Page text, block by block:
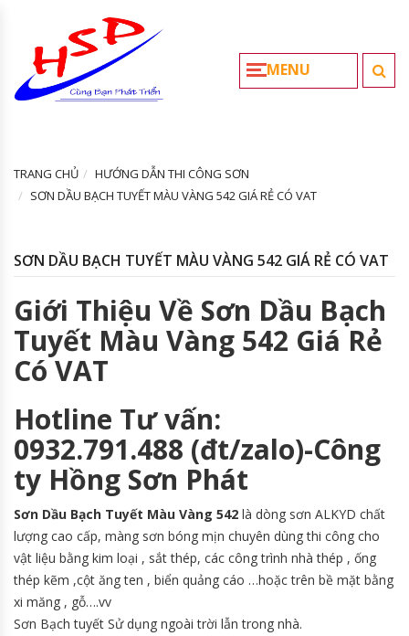
MENU
TRANG CHỦ
HƯỚNG DẪN THI CÔNG SƠN
SƠN DẦU BẠCH TUYẾT MÀU VÀNG 542 GIÁ RẺ CÓ VAT
SƠN DẦU BẠCH TUYẾT MÀU VÀNG 542 GIÁ RẺ CÓ VAT
Giới Thiệu Về Sơn Dầu Bạch
Tuyết Màu Vàng 542 Giá Rẻ
Có VAT
Hotline Tư vấn:
0932.791.488 (đt/zalo)-Công
ty Hồng Sơn Phát
Sơn Dầu Bạch Tuyết Màu Vàng 542 là dòng sơn ALKYD chất
lượng cao cấp, màng sơn bóng mịn chuyên dùng thi công cho
vật liệu bằng kim loại , sắt thép, các công trình nhà thép , ống
thép kẽm ,cột ăng ten , biển quảng cáo …hoặc trên bề mặt bằng
xi măng , gỗ….vv
Sơn Bạch tuyết Sử dụng ngoài trời lẫn trong nhà.